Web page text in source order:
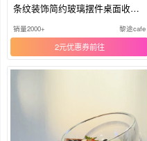
条纹装饰简约玻璃摆件桌面收纳
筒
销量2000+ 黎途cafe
2元优惠券